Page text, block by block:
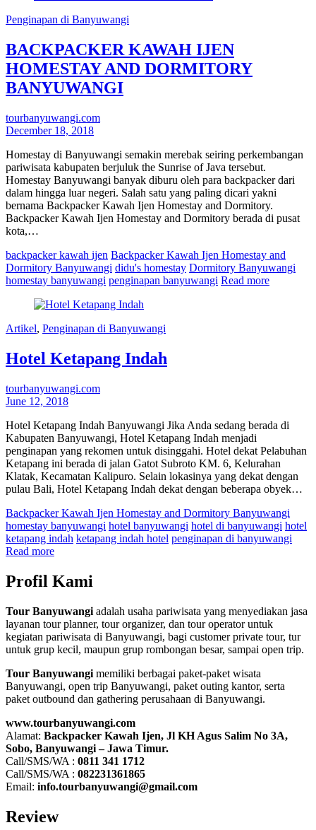
Penginapan di Banyuwangi
BACKPACKER KAWAH IJEN
HOMESTAY AND DORMITORY
BANYUWANGI
tourbanyuwangi.com
December 18, 2018
Homestay di Banyuwangi semakin merebak seiring perkembangan
pariwisata kabupaten berjuluk the Sunrise of Java tersebut.
Homestay Banyuwangi banyak diburu oleh para backpacker dari
dalam hingga luar negeri. Salah satu yang paling dicari yakni
bernama Backpacker Kawah Ijen Homestay and Dormitory.
Backpacker Kawah Ijen Homestay and Dormitory berada di pusat
kota,…
backpacker kawah ijen Backpacker Kawah Ijen Homestay and
Dormitory Banyuwangi didu's homestay Dormitory Banyuwangi
homestay banyuwangi penginapan banyuwangi Read more
Artikel, Penginapan di Banyuwangi
Hotel Ketapang Indah
tourbanyuwangi.com
June 12, 2018
Hotel Ketapang Indah Banyuwangi Jika Anda sedang berada di
Kabupaten Banyuwangi, Hotel Ketapang Indah menjadi
penginapan yang rekomen untuk disinggahi. Hotel dekat Pelabuhan
Ketapang ini berada di jalan Gatot Subroto KM. 6, Kelurahan
Klatak, Kecamatan Kalipuro. Selain lokasinya yang dekat dengan
pulau Bali, Hotel Ketapang Indah dekat dengan beberapa obyek…
Backpacker Kawah Ijen Homestay and Dormitory Banyuwangi
homestay banyuwangi hotel banyuwangi hotel di banyuwangi hotel
ketapang indah ketapang indah hotel penginapan di banyuwangi
Read more
Profil Kami
Tour Banyuwangi adalah usaha pariwisata yang menyediakan jasa
layanan tour planner, tour organizer, dan tour operator untuk
kegiatan pariwisata di Banyuwangi, bagi customer private tour, tur
untuk grup kecil, maupun grup rombongan besar, sampai open trip.
Tour Banyuwangi memiliki berbagai paket-paket wisata
Banyuwangi, open trip Banyuwangi, paket outing kantor, serta
paket outbound dan gathering perusahaan di Banyuwangi.
www.tourbanyuwangi.com
Alamat: Backpacker Kawah Ijen, Jl KH Agus Salim No 3A,
Sobo, Banyuwangi – Jawa Timur.
Call/SMS/WA : 0811 341 1712
Call/SMS/WA : 082231361865
Email: info.tourbanyuwangi@gmail.com
Review